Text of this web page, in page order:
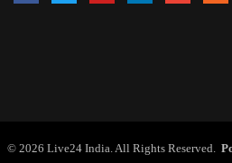
© 2026 Live24 India. All Rights Reserved.